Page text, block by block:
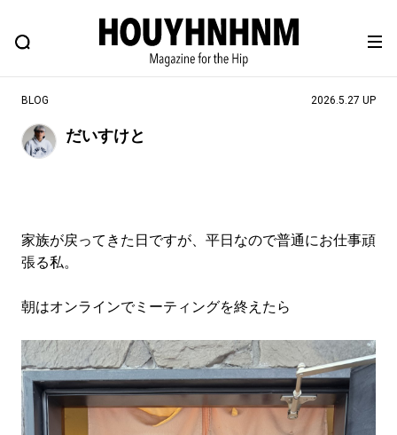
BLOG SNAP
ヒップなファッション、カルチャー、ライフスタイルWEBマガジン
#NEW VINTAGE
#GH 銘品の所以 #フイナムのYouTube
#Commune H #FOCUS IT #AH.H
#ととけん #FASHION #MUSIC #MOVIE
#LIFESTYLE #SNEAKER #OUTDOOR
#HANDSOME HANDBOOK
BLOG 2026.5.27 UP
だいすけと
家族が戻ってきた日ですが、平日なので普通にお仕事頑
張る私。
朝はオンラインでミーティングを終えたら